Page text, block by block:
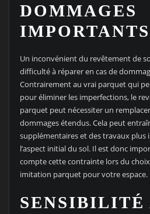
DOMMAGES
IMPORTANTS
Un inconvénient du revêtement de
difficulté à réparer en cas de
Contrairement au vrai parquet qui
pour éliminer les imperfections, le
parquet peut nécessiter un
dommages étendus. Cela peut
supplémentaires et des travaux
l’aspect initial du sol. Il est donc
compte cette contrainte lors du
imitation parquet pour votre espace.
SENSIBILITÉ